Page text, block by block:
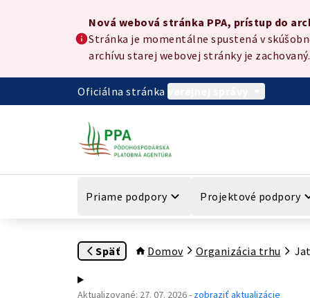
Preskočiť na hlavný obsah
Nová webová stránka PPA, prístup do archívu
Nová webová stránka PPA, prístup do
Stránka je momentálne spustená v
archívu starej webovej stránky je zachovaný.
Oficiálna stránka
Priame podpory Projektové podpory
Späť Domov Organizácia trhu
Aktualizované: 27. 07. 2026- zobraziť aktualizácie